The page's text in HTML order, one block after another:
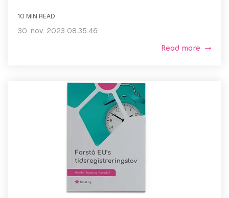
10 MIN READ
30. nov. 2023 08.35.46
Read more